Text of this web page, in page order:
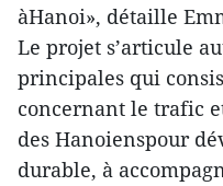
àHanoi», détaille
Le projet s’articule
principales qui
concernant le trafic
des Hanoienspour
durable, à